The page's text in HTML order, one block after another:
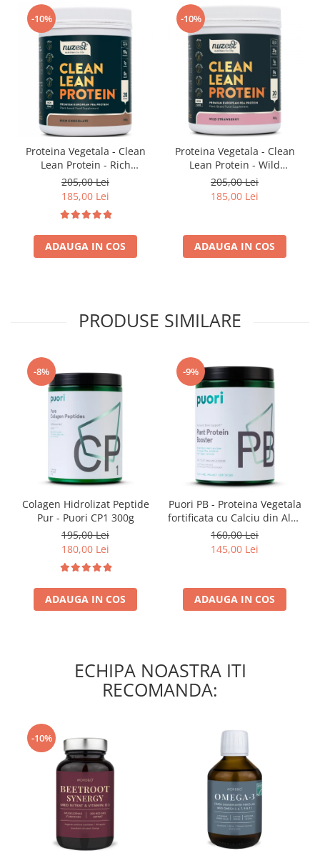
-10%
Proteina Vegetala - Clean
Lean Protein - Rich
Chocolate
205,00 Lei
185,00 Lei
ADAUGA IN COS
-10%
Proteina Vegetala - Clean
Lean Protein - Wild
Strawberry
205,00 Lei
185,00 Lei
ADAUGA IN COS
PRODUSE SIMILARE
-8%
Colagen Hidrolizat Peptide
Pur - Puori CP1 300g
195,00 Lei
180,00 Lei
ADAUGA IN COS
-9%
Puori PB - Proteina Vegetala
fortificata cu Calciu din Alge
- 317 g
160,00 Lei
145,00 Lei
ADAUGA IN COS
ECHIPA NOASTRA ITI
RECOMANDA:
-10%